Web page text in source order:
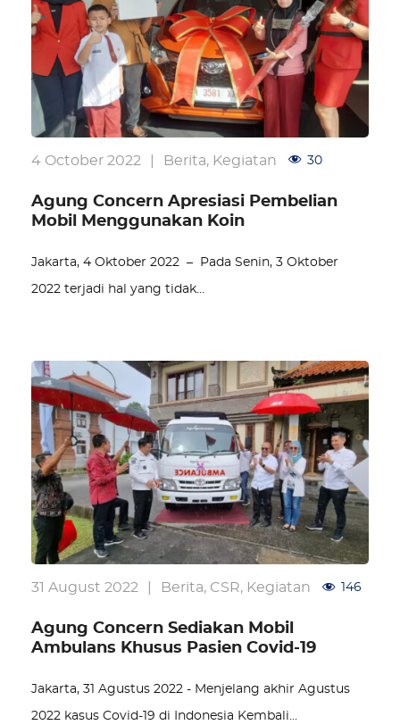
4 October 2022 Berita, Kegiatan 30
Agung Concern Apresiasi Pembelian
Mobil Menggunakan Koin
Jakarta, 4 Oktober 2022 – Pada Senin, 3 Oktober
2022 terjadi hal yang tidak…
31 August 2022 Berita, CSR, Kegiatan 146
Agung Concern Sediakan Mobil
Ambulans Khusus Pasien Covid-19
Jakarta, 31 Agustus 2022 - Menjelang akhir Agustus
2022 kasus Covid-19 di Indonesia Kembali…